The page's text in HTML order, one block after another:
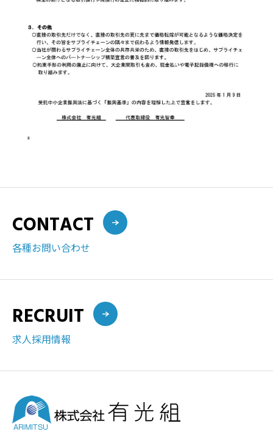
CONTACT
各種お問い合わせ
RECRUIT
求人採用情報